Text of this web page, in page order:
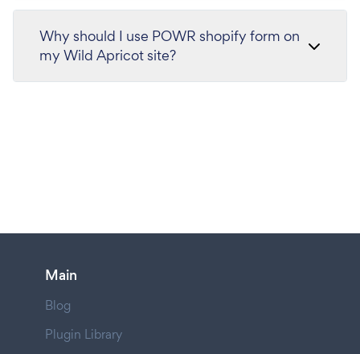
Why should I use POWR shopify form on
my Wild Apricot site?
Main
Blog
Plugin Library